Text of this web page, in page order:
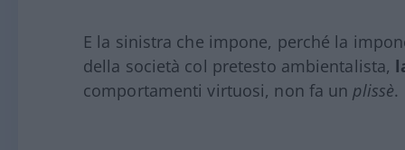
E la sinistra che impone, perché la
della società col pretesto ambientalista,
comportamenti virtuosi, non fa un plissè.